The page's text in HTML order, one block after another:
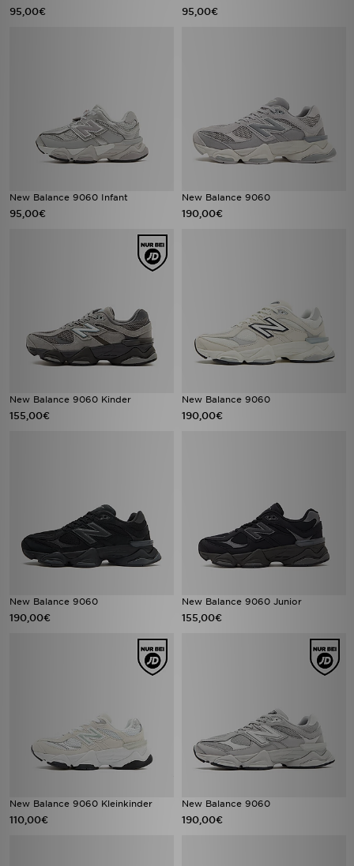
95,00€ 95,00€
New Balance 9060 Infant
95,00€
New Balance 9060
190,00€
New Balance 9060 Kinder
155,00€
New Balance 9060
190,00€
New Balance 9060
190,00€
New Balance 9060 Junior
155,00€
New Balance 9060 Kleinkinder
110,00€
New Balance 9060
190,00€